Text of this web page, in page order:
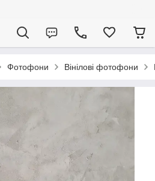
Фотофони Вінілові фотофони